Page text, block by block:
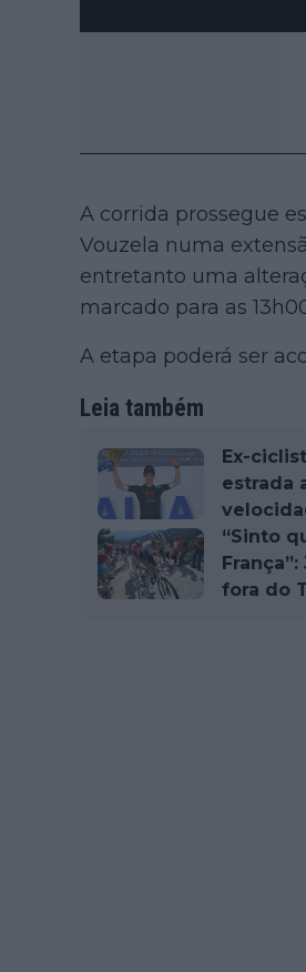
A corrida prossegue
Vouzela numa
entretanto uma
marcado para as
A etapa poderá ser
Leia também
Ex-
estrada
“Sinto
fora do